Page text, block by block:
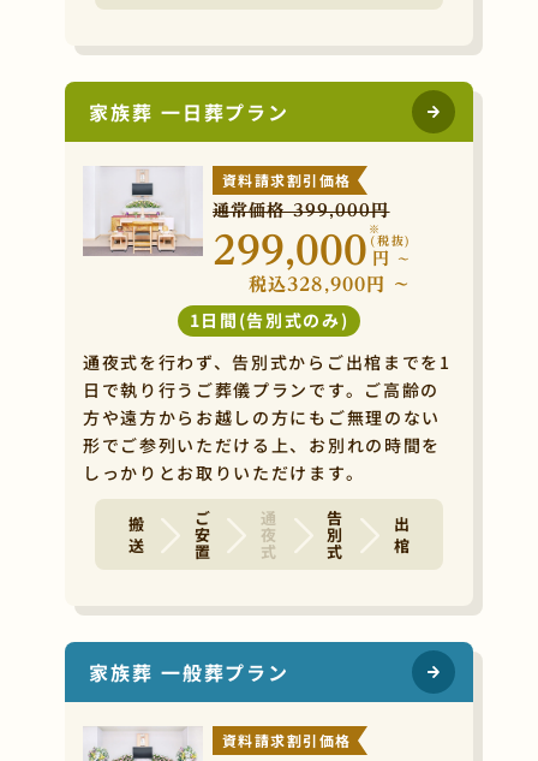
家族葬 一日葬プラン
資料請求割引価格
通常価格 399,000円
299,000
※
円
(税抜)
~
税込328,900円 ~
1日間(告別式のみ)
通夜式を行わず、告別式からご出棺までを1
日で執り行うご葬儀プランです。ご高齢の
方や遠方からお越しの方にもご無理のない
形でご参列いただける上、お別れの時間を
しっかりとお取りいただけます。
搬 送 ご安置 通夜式 告別式 出 棺
家族葬 一般葬プラン
資料請求割引価格